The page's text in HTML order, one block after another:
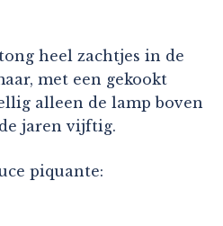
heel zachtjes in de
met een gekookt
alleen de lamp boven
jaren vijftig.
piquante: